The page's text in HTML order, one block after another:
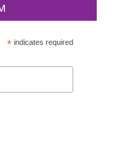
*indicates required